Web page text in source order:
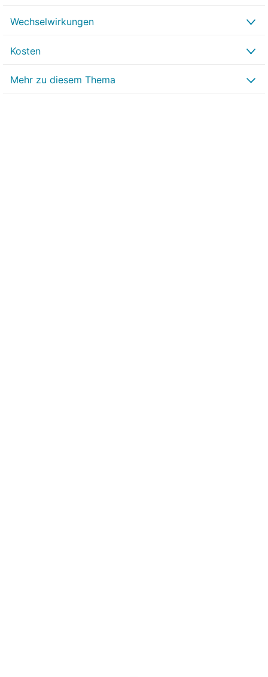
Wechselwirkungen
Kosten
Mehr zu diesem Thema